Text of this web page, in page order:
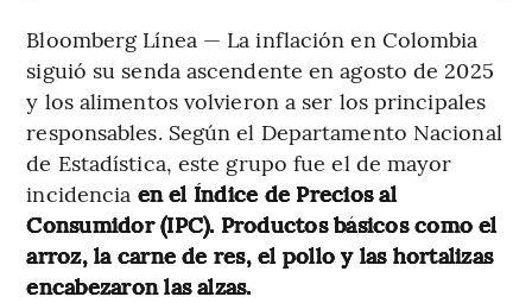
Bloomberg Línea — La inflación en Colombia
siguió su senda ascendente en agosto de 2025
y los alimentos volvieron a ser los principales
responsables. Según el Departamento Nacional
de Estadística, este grupo fue el de mayor
incidencia en el Índice de Precios al
Consumidor (IPC). Productos básicos como el
arroz, la carne de res, el pollo y las hortalizas
encabezaron las alzas.